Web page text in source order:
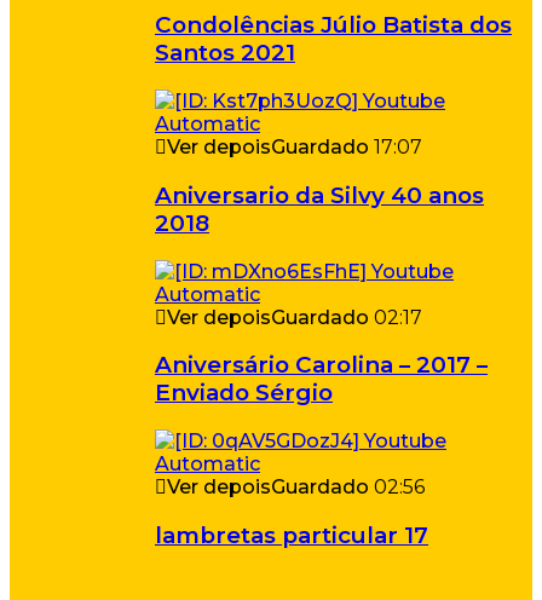
Condolências Júlio Batista dos
Santos 2021
Ver depoisGuardado 17:07
Aniversario da Silvy 40 anos
2018
Ver depoisGuardado 02:17
Aniversário Carolina – 2017 –
Enviado Sérgio
Ver depoisGuardado 02:56
lambretas particular 17